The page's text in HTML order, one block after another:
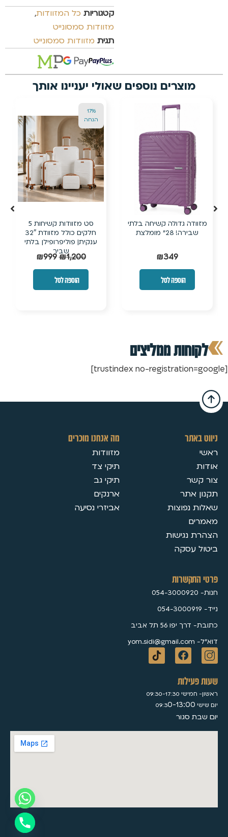
קטגוריות כל המזוודות,
מזוודות סמסונייט
תגית מזוודות סמסונייט
מוצרים נוספים שאולי יעניינו אותך
מזוודה גדולה קשיחה בלתי
שבירה! 28״ מומלצת
₪349
הוספה לסל
17%
הנחה
סט מזוודות קשיחות 5
חלקים כולל מזוודת 32″
ענקית| פוליפרופילן בלתי
שביר
₪1,200
₪999
הוספה לסל
לקוחות ממליצים
[trustindex no-registration=google]
ניווט באתר
ראשי
אודות
צור קשר
תקנון אתר
שאלות נפוצות
מאמרים
הצהרת נגישות
ביטול עסקה
מה אנחנו מוכרים
מזוודות
תיקי צד
תיקי גב
ארנקים
אביזרי נסיעה
פרטי התקשרות
חנות- 054-3000920
נייד- 054-3000919
כתובת- דרך יפו 56 תל אביב
דוא״ל- yom.sidi@gmail.com
שעות פעילות
ראשון- חמישי 09:30-17:30
יום שישי 09:3 0-13:00
יום שבת סגור